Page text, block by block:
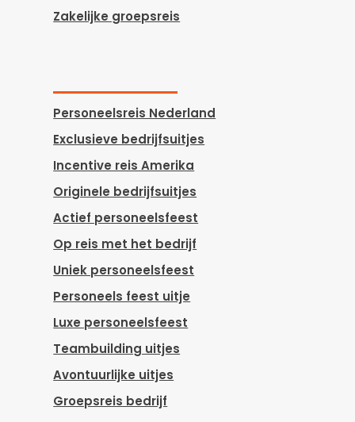
Zakelijke groepsreis
Personeelsreis Nederland
Exclusieve bedrijfsuitjes
Incentive reis Amerika
Originele bedrijfsuitjes
Actief personeelsfeest
Op reis met het bedrijf
Uniek personeelsfeest
Personeels feest uitje
Luxe personeelsfeest
Teambuilding uitjes
Avontuurlijke uitjes
Groepsreis bedrijf